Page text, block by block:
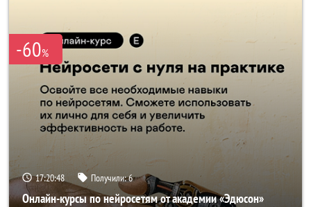
-60%
17:20:46 Получили:6
Онлайн-курсы по нейросетям от академии «Эдюсон»